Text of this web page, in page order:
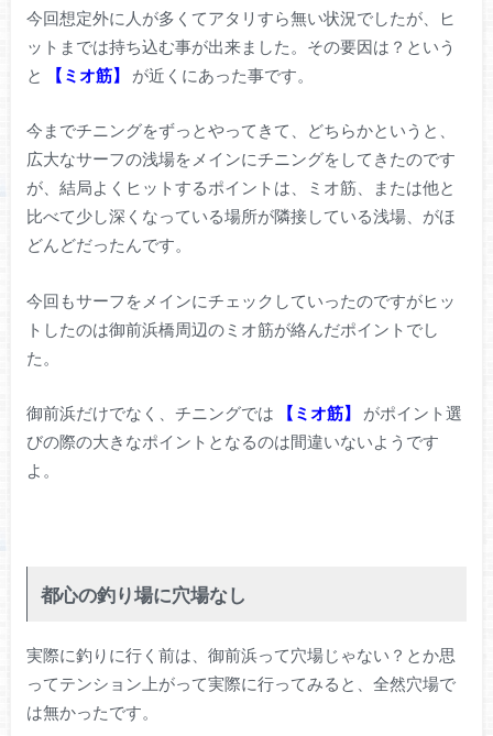
今回想定外に人が多くてアタリすら無い状況でしたが、ヒ
ットまでは持ち込む事が出来ました。その要因は？という
と
【ミオ筋】 が近くにあった事です。
今までチニングをずっとやってきて、どちらかというと、
広大なサーフの浅場をメインにチニングをしてきたのです
が、結局よくヒットするポイントは、ミオ筋、または他と
比べて少し深くなっている場所が隣接している浅場、がほ
どんどだったんです。
今回もサーフをメインにチェックしていったのですがヒッ
トしたのは御前浜橋周辺のミオ筋が絡んだポイントでし
た。
御前浜だけでなく、チニングでは 【ミオ筋】
がポイント選
びの際の大きなポイントとなるのは間違いないようです
よ。
都心の釣り場に穴場なし
実際に釣りに行く前は、御前浜って穴場じゃない？とか思
ってテンション上がって実際に行ってみると、全然穴場で
は無かったです。